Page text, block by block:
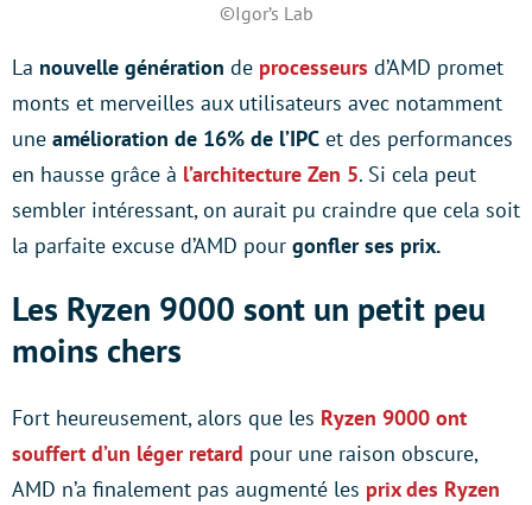
©Igor’s Lab
La nouvelle génération de processeurs d’AMD promet
monts et merveilles aux utilisateurs avec notamment
une amélioration de 16% de l’IPC et des performances
en hausse grâce à l’architecture Zen 5. Si cela peut
sembler intéressant, on aurait pu craindre que cela soit
la parfaite excuse d’AMD pour gonfler ses prix.
Les Ryzen 9000 sont un petit peu
moins chers
Fort heureusement, alors que les Ryzen 9000 ont
souffert d’un léger retard pour une raison obscure,
AMD n’a finalement pas augmenté les prix des Ryzen